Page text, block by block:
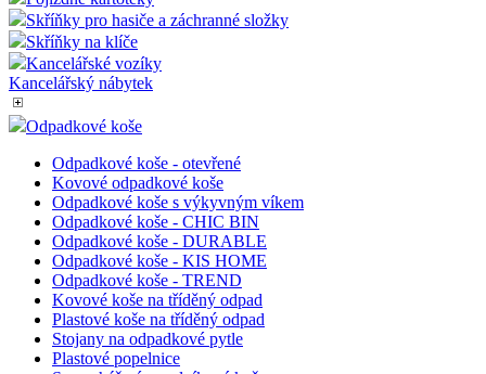
Skříňky pro hasiče a záchranné složky
Skříňky na klíče
Kancelářské vozíky
Kancelářský nábytek
Odpadkové koše
Odpadkové koše - otevřené
Kovové odpadkové koše
Odpadkové koše s výkyvným víkem
Odpadkové koše - CHIC BIN
Odpadkové koše - DURABLE
Odpadkové koše - KIS HOME
Odpadkové koše - TREND
Kovové koše na tříděný odpad
Plastové koše na tříděný odpad
Stojany na odpadkové pytle
Plastové popelnice